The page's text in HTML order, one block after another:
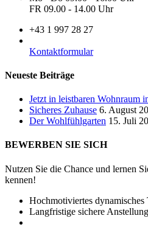
FR 09.00 - 14.00 Uhr
+43 1 997 28 27
Kontaktformular
Neueste Beiträge
Jetzt in leistbaren Wohnraum
Sicheres Zuhause 6. August
Der Wohlfühlgarten 15. Juli
BEWERBEN SIE SICH
Nutzen Sie die Chance und lernen
kennen!
Hochmotiviertes dynamisches
Langfristige sichere Anstellung